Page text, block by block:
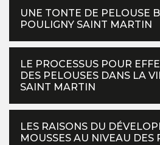
UNE TONTE DE PELOUSE
POULIGNY SAINT MARTIN
LE PROCESSUS POUR
DES PELOUSES DANS LA
SAINT MARTIN
LES RAISONS DU
MOUSSES AU NIVEAU DES